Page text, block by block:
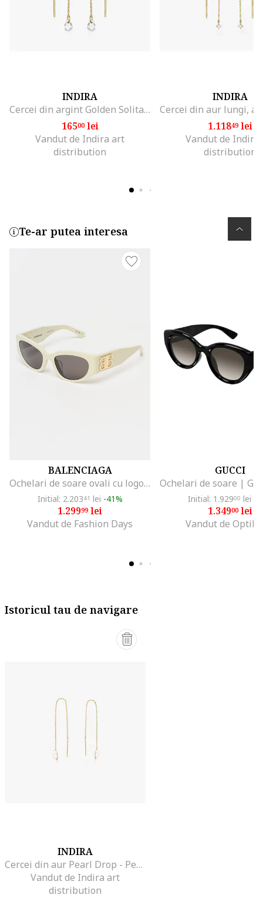
INDIRA
Cercei din argint Golden Solitaire - Zirconiu
16500lei
Vandut de Indira art
distribution
INDIRA
1.11849lei
Vandut de Indira
distribution
Te-ar putea interesa
BALENCIAGA
Ochelari de soare ovali cu logo, Alb fildes
Initial: 2.20341 lei -41%
1.29999lei
Vandut de Fashion Days
GUCCI
Initial: 1.92900 lei
1.34900lei
Vandut de
Istoricul tau de navigare
INDIRA
Cercei din aur Pearl Drop - Perle Naturale
Vandut de Indira art
distribution